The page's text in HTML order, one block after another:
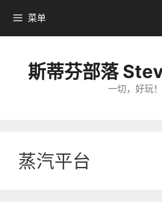
到
菜单
斯蒂芬部落
一切，好玩！
蒸汽平台